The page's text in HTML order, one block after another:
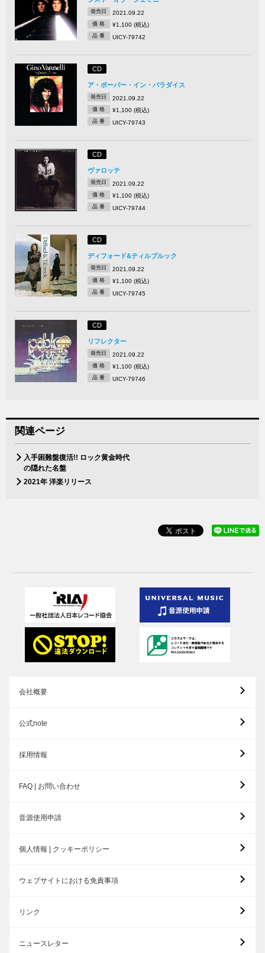
発売日 2021.09.22
価 格 ¥1,100 (税込)
品 番 UICY-79742
CD
ア・ポーパー・イン・パラダイス
発売日 2021.09.22
価 格 ¥1,100 (税込)
品 番 UICY-79743
CD
ヴァロッテ
発売日 2021.09.22
価 格 ¥1,100 (税込)
品 番 UICY-79744
CD
ディフォード&ティルブルック
発売日 2021.09.22
価 格 ¥1,100 (税込)
品 番 UICY-79745
CD
リフレクター
発売日 2021.09.22
価 格 ¥1,100 (税込)
品 番 UICY-79746
関連ページ
入手困難盤復活!! ロック黄金時代
の隠れた名盤
2021年 洋楽リリース
会社概要
公式note
採用情報
FAQ | お問い合わせ
音源使用申請
個人情報 | クッキーポリシー
ウェブサイトにおける免責事項
リンク
ニュースレター